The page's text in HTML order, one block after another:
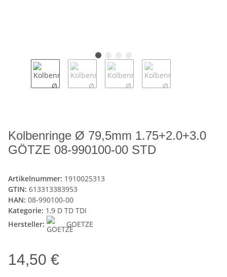
Kolbenringe Ø 79,5mm 1.75+2.0+3.0
GÖTZE 08-990100-00 STD
Artikelnummer: 1910025313
GTIN: 613313383953
HAN: 08-990100-00
Kategorie: 1,9 D TD TDI
Hersteller:
GOETZE
14,50 €